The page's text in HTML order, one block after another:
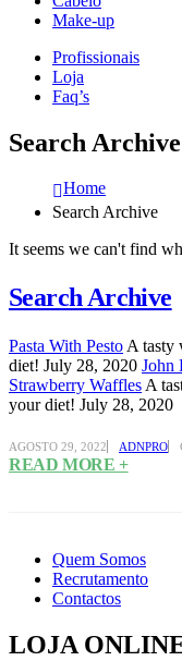
Make-up
Profissionais
Loja
Faq’s
Search Archive
Home
Search Archive
It seems we can't find
Search Archive
Pasta With Pesto A tasty
diet! July 28, 2020 John
Strawberry Waffles A
your diet! July 28, 2020
AGOSTO 29, 2022 ADNPRO
READ MORE +
Quem Somos
Recrutamento
Contactos
LOJA